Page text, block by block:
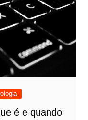
é e quando